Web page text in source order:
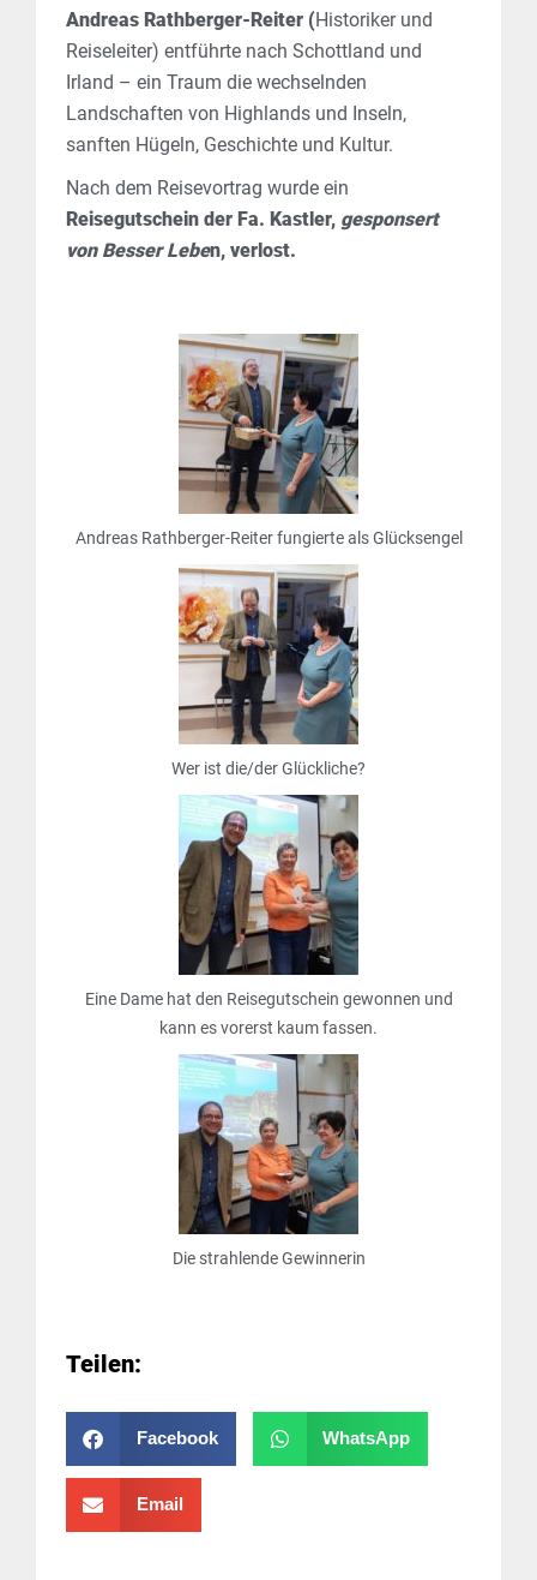
Andreas Rathberger-Reiter (Historiker und
Reiseleiter) entführte nach Schottland und
Irland – ein Traum die wechselnden
Landschaften von Highlands und Inseln,
sanften Hügeln, Geschichte und Kultur.
Nach dem Reisevortrag wurde ein
Reisegutschein der Fa. Kastler, gesponsert
von Besser Leben, verlost.
Andreas Rathberger-Reiter fungierte als Glücksengel
Wer ist die/der Glückliche?
Eine Dame hat den Reisegutschein gewonnen und
kann es vorerst kaum fassen.
Die strahlende Gewinnerin
Teilen:
Facebook WhatsApp
Email